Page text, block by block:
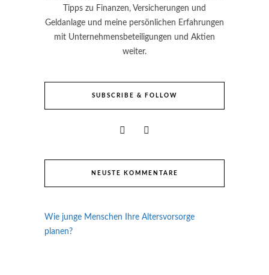
Tipps zu Finanzen, Versicherungen und
Geldanlage und meine persönlichen Erfahrungen
mit Unternehmensbeteiligungen und Aktien
weiter.
SUBSCRIBE & FOLLOW
NEUSTE KOMMENTARE
Wie junge Menschen Ihre Altersvorsorge
planen?